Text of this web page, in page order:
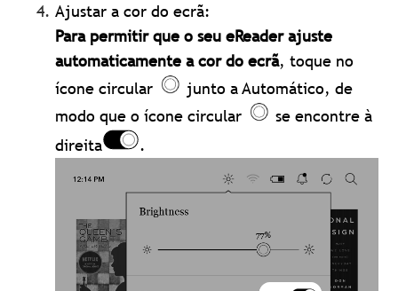
Ajustar a cor do ecrã:
Para permitir que o seu eReader ajuste
automaticamente a cor do ecrã, toque no
ícone circular
junto a Automático, de
modo que o ícone circular
se encontre à
direita
.